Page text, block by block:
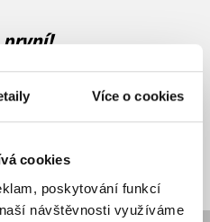
Více o cookies
cookies
poskytování funkcí
návštěvnosti využíváme
na jaké zboží je výhodná
k odběru našich e-
osobních údajů
Přihlásit se